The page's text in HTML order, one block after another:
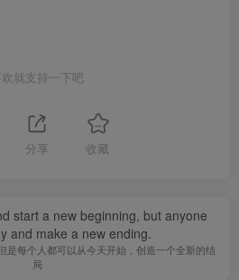
欢就支持一下吧
分享 收藏
start a new beginning, but anyone
and make a new ending.
是每个人都可以从今天开始，创造一个全新的结
局